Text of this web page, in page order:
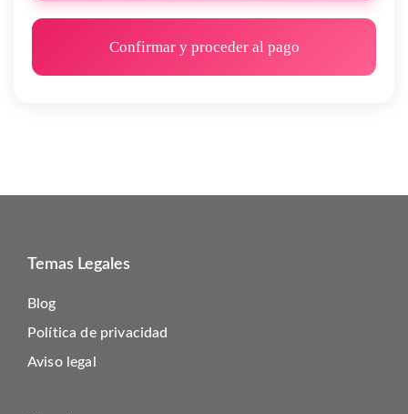
Confirmar y proceder al pago
Temas Legales
Blog
Política de privacidad
Aviso legal